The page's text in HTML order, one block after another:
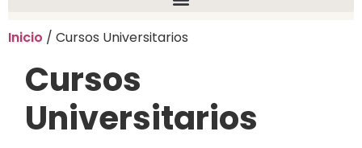
Inicio / Cursos Universitarios
Cursos
Universitarios